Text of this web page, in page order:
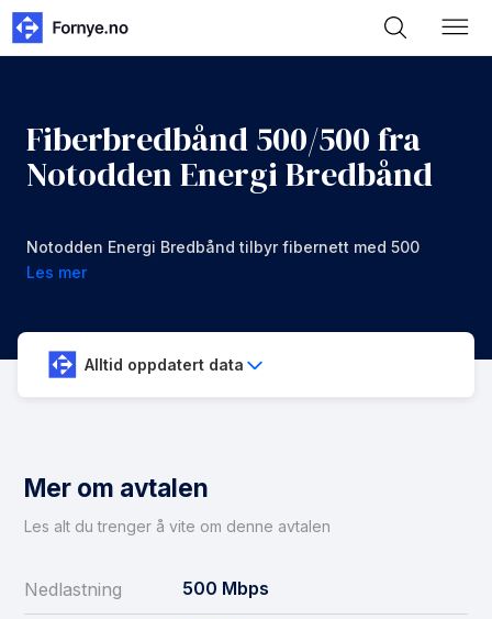
Fiberbredbånd 500/500 fra
Notodden Energi Bredbånd
Notodden Energi Bredbånd tilbyr fibernett med 500
mbps i nedlastning og opplastning for 1029 kr/mnd
Les mer
Alltid oppdatert data
Mer om avtalen
Les alt du trenger å vite om denne avtalen
Nedlastning 500 Mbps